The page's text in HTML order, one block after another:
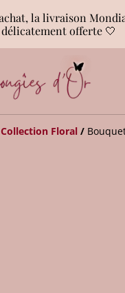
la livraison
offerte 🤍
Collection Floral /